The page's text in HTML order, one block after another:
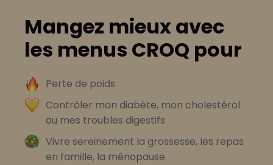
Mangez mieux avec
les menus CROQ pour
Perte de poids
Contrôler mon diabète, mon cholestérol
ou mes troubles digestifs
Vivre sereinement la grossesse, les repas
en famille, la ménopause